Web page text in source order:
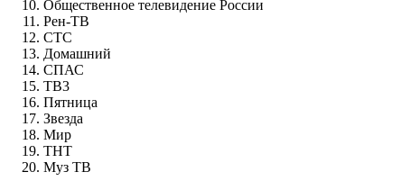
Общественное телевидение России
Рен-ТВ
СТС
Домашний
СПАС
ТВ3
Пятница
Звезда
Мир
ТНТ
Муз ТВ